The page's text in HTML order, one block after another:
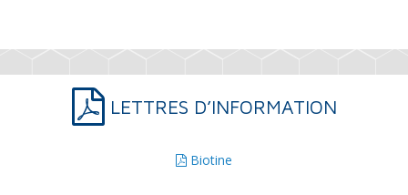
LETTRES D’INFORMATION
Biotine